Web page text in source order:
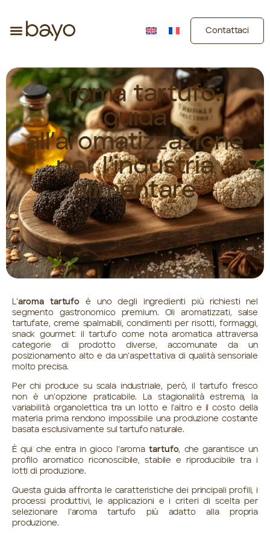
Contattaci
Aroma tartufo:
guida
all’aromatizzazione
per l’industria
alimentare
L’aroma tartufo è uno degli ingredienti più richiesti nel
segmento gastronomico premium. Oli aromatizzati, salse
tartufate, creme spalmabili, condimenti per risotti, formaggi,
snack gourmet: il tartufo come nota aromatica attraversa
categorie di prodotto diverse, accomunate da un
posizionamento alto e da un’aspettativa di qualità sensoriale
molto precisa.
Per chi produce su scala industriale, però, il tartufo fresco
non è un’opzione praticabile. La stagionalità estrema, la
variabilità organolettica tra un lotto e l’altro e il costo della
materia prima rendono impossibile una produzione costante
basata esclusivamente sul tartufo naturale.
È qui che entra in gioco l’aromatartufo, che garantisce un
profilo aromatico riconoscibile, stabile e riproducibile tra i
lotti di produzione.
Questa guida affronta le caratteristiche dei principali profili, i
processi produttivi, le applicazioni e i criteri di scelta per
selezionare l’aroma tartufo più adatto alla propria
produzione.